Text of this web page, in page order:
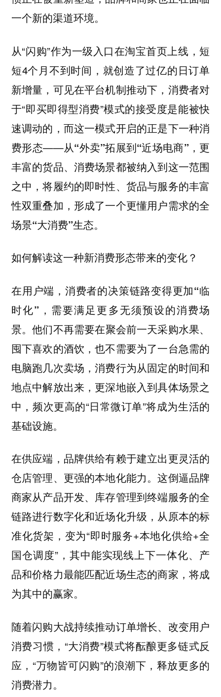
一个新的渠道环境。
从“闪购”作为一级入口在淘宝首页上线，短
短4个月不到时间，就创造了过亿的日订单
新增量，可见在平台机制推动下，消费者对
于“即买即得型消费”模式的接受度是能被快
速调动的，而这一模式开启的正是下一种消
费形态——从“外卖”拓展到“近场电商”，更
丰富的货品、消费场景都被纳入到这一范围
之中，将履约的即时性、货品与服务的丰富
性双重叠加，形成了一个更懂用户需求的全
场景“大消费”生态。
如何解读这一种新消费形态带来的变化？
在用户端，消费者的决策链路变得更加“临
时化”，需要满足更多无须预设的消费场
景。他们不再需要在聚会前一天采购水果、
囤下喜欢的酒饮，也不需要为了一台急需的
电脑跑几次卖场，消费行为从固定的时间和
地点中解放出来，更深地嵌入到具体场景之
中，频次更高的“日常微订单”将成为生活的
基础设施。
在供应端，品牌供给有赖于建立出更灵活的
仓店管理、更强的本地化能力。这倒逼品牌
商家从产品开发、库存管理到终端服务的全
链路进行数字化和近场化升级，从原本的标
准化货架，变为“即时服务+本地化供给+全
国仓调度”，其中能实现线上下一体化、产
品和价格力最能匹配近场生态的商家，将成
为其中的赢家。
随着闪购大战持续推动订单增长、改变用户
消费习惯，“大消费”模式将酝酿更多链式反
应，“万物皆可闪购”的浪潮下，释放更多的
消费潜力。